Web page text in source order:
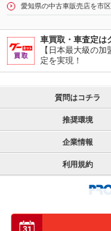
愛知県の中古車販売店を市
車買取・車査定
【日本最大級の
定を実現！
質問はコチラ
推奨環境
企業情報
利用規約